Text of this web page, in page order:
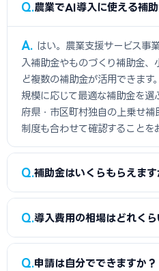
Q 農業でAI導入に使える補
A
はい。農業支援サービス事
入補助金やものづくり補助金
ど複数の補助金が活用できます
規模に応じて最適な補助金を選
府県・市区町村独自の上乗せ
制度も合わせて確認することを
Q 補助金はいくらもらえます
A
農業のAI導入の場合、農業
を組み合わせることでより多く
す。ただし補助金は「後払い」
Q 導入費用の相場はどれくら
A
農業のAI・IT導入費用は
Q 申請は自分でできますか？